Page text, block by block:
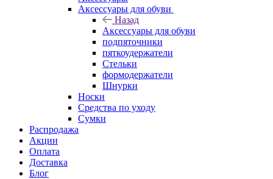
Аксессуары для обуви
Назад
Аксессуары для обуви
подпяточники
пяткоудержатели
Стельки
формодержатели
Шнурки
Носки
Средства по уходу
Сумки
Распродажа
Акции
Оплата
Доставка
Блог